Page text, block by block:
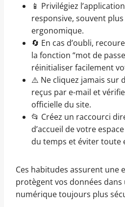
📱 Privilégiez
responsive, souvent
ergonomique.
🔄 En cas d’oubli,
la fonction “mot de
réinitialiser facilement
⚠️ Ne cliquez jamais sur
reçus par e-mail et
officielle du site.
📂 Créez un raccourci
d’accueil de votre
du temps et éviter toute
Ces habitudes assurent une
protègent vos données
numérique toujours plus